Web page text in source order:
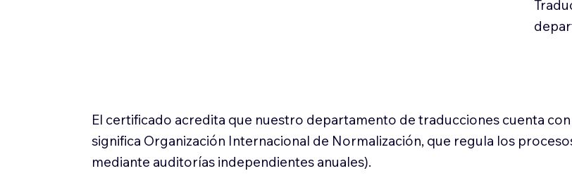
El certificado acredita que nuestro departamento de traducciones cuenta
significa Organización Internacional de Normalización, que regula los
mediante auditorías independientes anuales).